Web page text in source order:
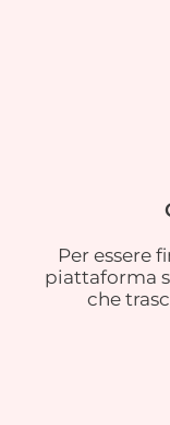
Per essere
piattaforma
che